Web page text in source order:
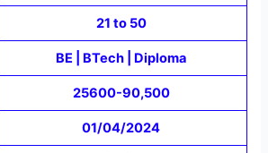
21 to 50
BE | BTech | Diploma
25600-90,500
01/04/2024